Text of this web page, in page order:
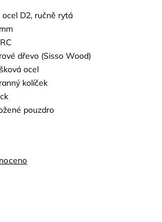
D2, ručně rytá
dřevo (Sisso Wood)
ocel
kolíček
pouzdro